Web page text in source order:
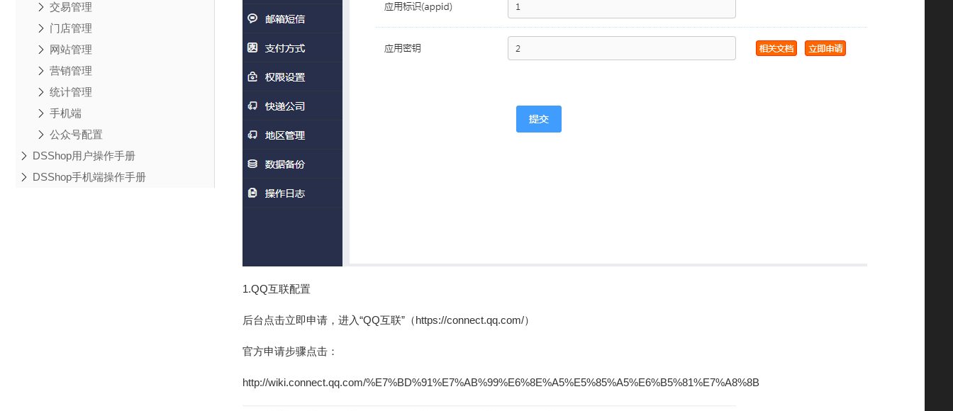
交易管理
门店管理
网站管理
营销管理
统计管理
手机端
公众号配置
DSShop用户操作手册
DSShop手机端操作手册
1.QQ互联配置
后台点击立即申请，进入“QQ互联”（https://connect.qq.com/）
官方申请步骤点击：
http://wiki.connect.qq.com/%E7%BD%91%E7%AB%99%E6%8E%A5%E5%85%A5%E6%B5%81%E7%A8%8B